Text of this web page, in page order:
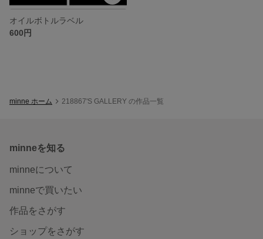
オイルボトルラベル
600円
minne ホーム 218867'S GALLERY の作品一覧
minneを知る
minneについて
minneで買いたい
作品をさがす
ショップをさがす